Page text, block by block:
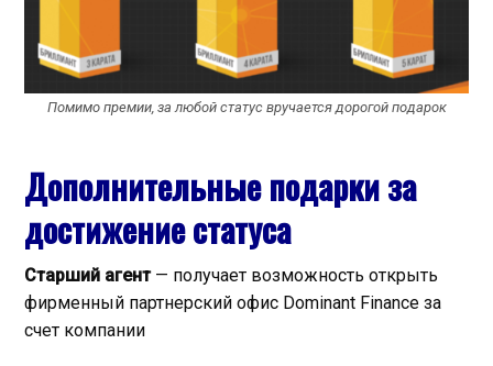
Помимо премии, за любой статус вручается дорогой подарок
Дополнительные подарки за
достижение статуса
Старший агент— получает возможность открыть
фирменный партнерский офис Dominant Finance за
счет компании